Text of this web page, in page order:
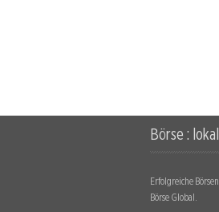
Börse :
Erfolgreiche
Börse Global.